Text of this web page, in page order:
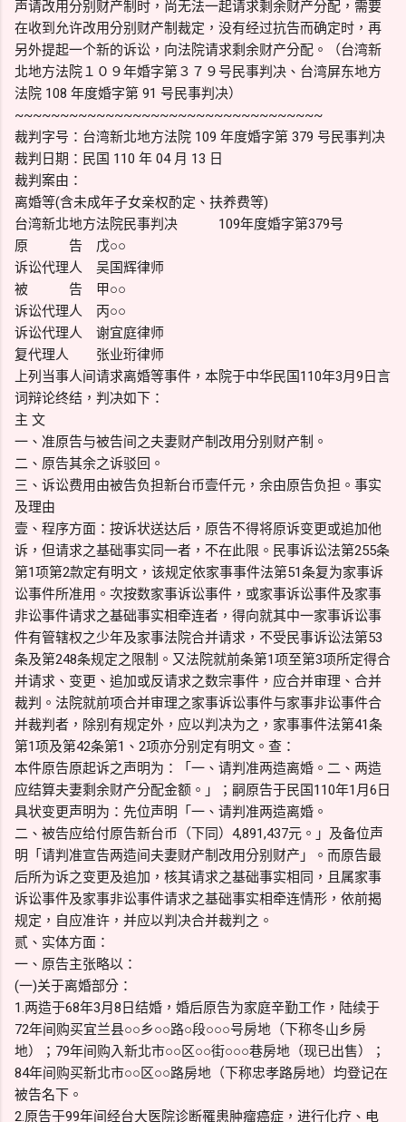
声请改用分别财产制时，尚无法一起请求剩余财产分配，需要
在收到允许改用分别财产制裁定，没有经过抗告而确定时，再
另外提起一个新的诉讼，向法院请求剩余财产分配。（台湾新
北地方法院１０９年婚字第３７９号民事判决、台湾屏东地方
法院 108 年度婚字第 91 号民事判决）
~~~~~~~~~~~~~~~~~~~~~~~~~~~~~~~~~~
裁判字号：台湾新北地方法院 109 年度婚字第 379 号民事判决
裁判日期：民国 110 年 04 月 13 日
裁判案由：
离婚等(含未成年子女亲权酌定、扶养费等)
台湾新北地方法院民事判决 109年度婚字第379号
原 告 戊○○
诉讼代理人 吴国辉律师
被 告 甲○○
诉讼代理人 丙○○
诉讼代理人 谢宜庭律师
复代理人 张业珩律师
上列当事人间请求离婚等事件，本院于中华民国110年3月9日言
词辩论终结，判决如下：
主 文
一、准原告与被告间之夫妻财产制改用分别财产制。
二、原告其余之诉驳回。
三、诉讼费用由被告负担新台币壹仟元，余由原告负担。事实
及理由
壹、程序方面：按诉状送达后，原告不得将原诉变更或追加他
诉，但请求之基础事实同一者，不在此限。民事诉讼法第255条
第1项第2款定有明文，该规定依家事事件法第51条复为家事诉
讼事件所准用。次按数家事诉讼事件，或家事诉讼事件及家事
非讼事件请求之基础事实相牵连者，得向就其中一家事诉讼事
件有管辖权之少年及家事法院合并请求，不受民事诉讼法第53
条及第248条规定之限制。又法院就前条第1项至第3项所定得合
并请求、变更、追加或反请求之数宗事件，应合并审理、合并
裁判。法院就前项合并审理之家事诉讼事件与家事非讼事件合
并裁判者，除别有规定外，应以判决为之，家事事件法第41条
第1项及第42条第1、2项亦分别定有明文。查：
本件原告原起诉之声明为：「一、请判准两造离婚。二、两造
应结算夫妻剩余财产分配金额。」；嗣原告于民国110年1月6日
具状变更声明为：先位声明「一、请判准两造离婚。
二、被告应给付原告新台币（下同）4,891,437元。」及备位声
明「请判准宣告两造间夫妻财产制改用分别财产」。而原告最
后所为诉之变更及追加，核其请求之基础事实相同，且属家事
诉讼事件及家事非讼事件请求之基础事实相牵连情形，依前揭
规定，自应准许，并应以判决合并裁判之。
贰、实体方面：
一、原告主张略以：
(一)关于离婚部分：
1.两造于68年3月8日结婚，婚后原告为家庭辛勤工作，陆续于
72年间购买宜兰县○○乡○○路○段○○○号房地（下称冬山乡房
地）；79年间购入新北市○○区○○街○○○巷房地（现已出售）；
84年间购买新北市○○区○○路房地（下称忠孝路房地）均登记在
被告名下。
2.原告于99年间经台大医院诊断罹患肿瘤癌症，进行化疗、电